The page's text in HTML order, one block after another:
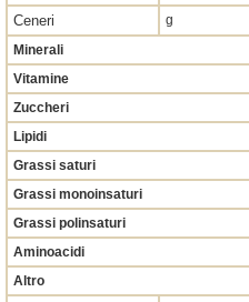
Ceneri g
Minerali
Vitamine
Zuccheri
Lipidi
Grassi saturi
Grassi monoinsaturi
Grassi polinsaturi
Aminoacidi
Altro